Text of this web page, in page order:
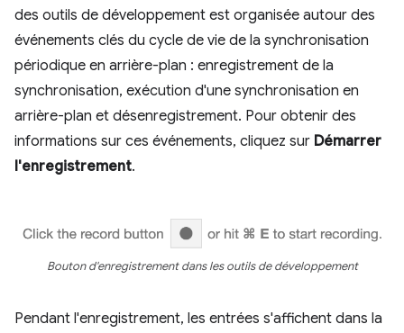
des outils de développement est organisée autour des
événements clés du cycle de vie de la synchronisation
périodique en arrière-plan : enregistrement de la
synchronisation, exécution d'une synchronisation en
arrière-plan et désenregistrement. Pour obtenir des
informations sur ces événements, cliquez sur Démarrer
l'enregistrement.
Bouton d'enregistrement dans les outils de développement
Pendant l'enregistrement, les entrées s'affichent dans la